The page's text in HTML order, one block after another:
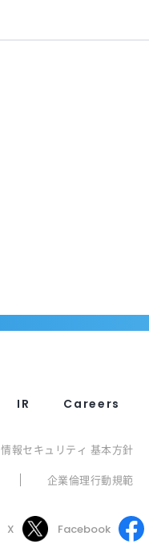
IR Careers
情報セキュリティ 基本方針
企業倫理行動規範
X Facebook